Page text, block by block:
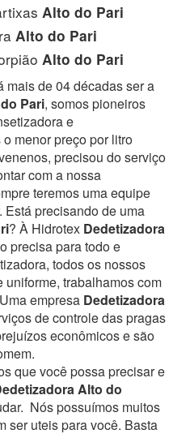
Alto do Pari
Alto do Pari
Alto do Pari
mais de 04 décadas ser a
Pari, somos pioneiros
e
menor preço por litro
precisou do serviço
com a nossa
teremos uma equipe
Está precisando de uma
? À Hidrotex Dedetizadora
precisa para todo e
todos os nossos
trabalhamos com
empresa Dedetizadora
de controle das pragas
econômicos e são
que você possa precisar e
Alto do
Nós possuímos muitos
ser uteis para você. Basta